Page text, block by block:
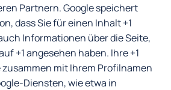
Partnern. Google speichert
dass Sie für einen Inhalt +1
Informationen über die Seite,
+1 angesehen haben. Ihre +1
mit Ihrem Profilnamen
Diensten, wie etwa in